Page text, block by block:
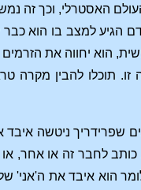
האסטרלי, וכך זה
הגיע למצב בו הוא כבר
הוא יחווה את הזרמים
זו. תוכלו להבין
לחבר זה או אחר,
הוא איבד את ה'אני'